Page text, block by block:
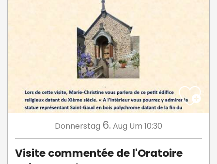
Donnerstag 6. Aug Um 10:30
Visite commentée de l'Oratoire